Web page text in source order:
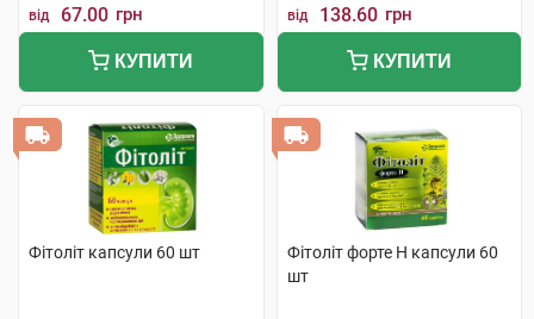
від 67.00 грн
КУПИТИ
від 138.60 грн
КУПИТИ
Фітоліт капсули 60 шт
Фітоліт форте H капсули 60
шт